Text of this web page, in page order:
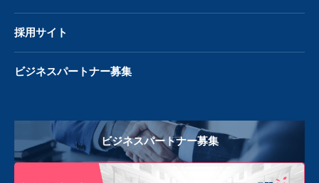
採用サイト
ビジネスパートナー募集
ビジネスパートナー募集